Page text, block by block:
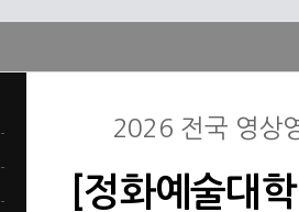
2026 전국 영상
[정화예술대